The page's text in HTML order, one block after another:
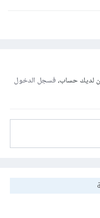
لديك حساب،فسجل الدخول